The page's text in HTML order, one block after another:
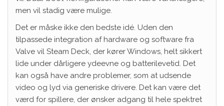
men vil stadig være mulige.
Det er måske ikke den bedste idé. Uden den
tilpassede integration af hardware og software fra
Valve vil Steam Deck, der kører Windows, helt sikkert
lide under dårligere ydeevne og batterilevetid. Det
kan også have andre problemer, som at udsende
video og lyd via generiske drivere. Det kan være det
værd for spillere, der ønsker adgang til hele spektret